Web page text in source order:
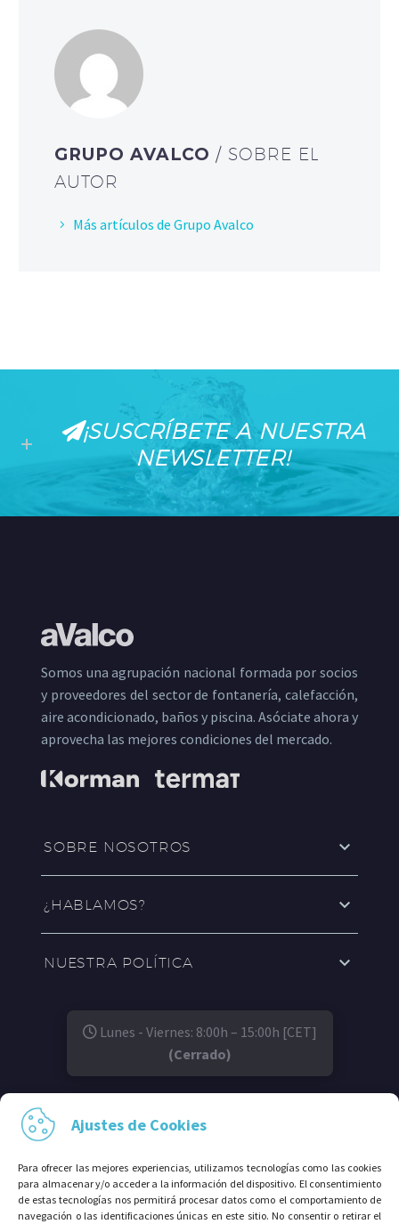
Ajustes de Cookies
Para ofrecer las mejores experiencias, utilizamos tecnologías como las cookies
para almacenar y/o acceder a la información del dispositivo. El consentimiento
de estas tecnologías nos permitirá procesar datos como el comportamiento de
navegación o las identificaciones únicas en este sitio. No consentir o retirar el
GRUPO AVALCO/ SOBRE EL
AUTOR
Más artículos de Grupo Avalco
¡SUSCRÍBETE A NUESTRA
NEWSLETTER!
Somos una agrupación nacional formada por socios
y proveedores del sector de fontanería, calefacción,
aire acondicionado, baños y piscina. Asóciate ahora y
aprovecha las mejores condiciones del mercado.
SOBRE NOSOTROS
¿HABLAMOS?
NUESTRA POLÍTICA
Lunes - Viernes: 8:00h – 15:00h [CET]
(Cerrado)